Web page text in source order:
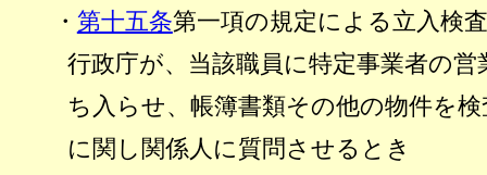
・ 第十五条第一項の規定による立入検
行政庁が、当該職員に特定事業者の
ち入らせ、帳簿書類その他の物件を
に関し関係人に質問させるとき